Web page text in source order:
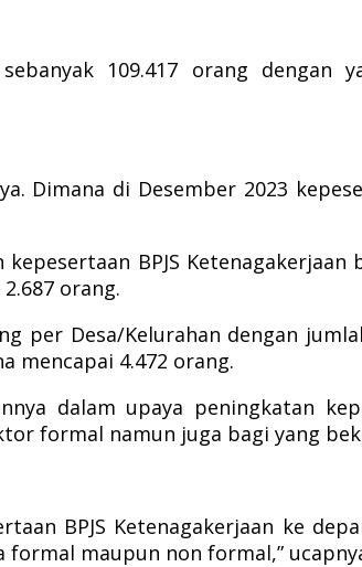
109.417 orang dengan
di Desember 2023
BPJS
orang.
per Desa/Kelurahan dengan
mencapai 4.472 orang.
dalam upaya peningkatan
formal namun juga bagi yang
BPJS Ketenagakerjaan ke
maupun non formal,”